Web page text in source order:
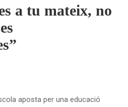
a tu mateix, no
aposta per una educació